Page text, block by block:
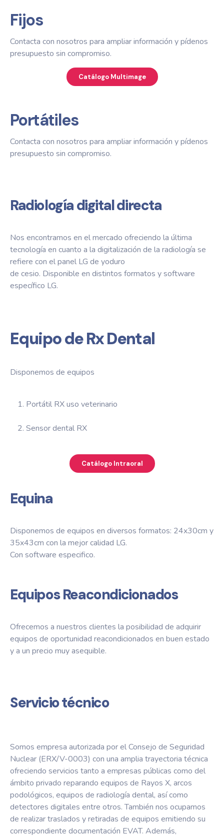
Fijos
Contacta con nosotros para ampliar información y pídenos
presupuesto sin compromiso.
Catálogo Multimage
Portátiles
Contacta con nosotros para ampliar información y pídenos
presupuesto sin compromiso.
Radiología digital directa
Nos encontramos en el mercado ofreciendo la última
tecnología en cuanto a la digitalización de la radiología se
refiere con el panel LG de yoduro
de cesio. Disponible en distintos formatos y software
específico LG.
Equipo de Rx Dental
Disponemos de equipos
Portátil RX uso veterinario
Sensor dental RX
Catálogo Intraoral
Equina
Disponemos de equipos en diversos formatos: 24x30cm y
35x43cm con la mejor calidad LG.
Con software especifico.
Equipos Reacondicionados
Ofrecemos a nuestros clientes la posibilidad de adquirir
equipos de oportunidad reacondicionados en buen estado
y a un precio muy asequible.
Servicio técnico
Somos empresa autorizada por el Consejo de Seguridad
Nuclear (ERX/V-0003) con una amplia trayectoria técnica
ofreciendo servicios tanto a empresas públicas como del
ámbito privado reparando equipos de Rayos X, arcos
podológicos, equipos de radiología dental, así como
detectores digitales entre otros. También nos ocupamos
de realizar traslados y retiradas de equipos emitiendo su
correspondiente documentación EVAT. Además,